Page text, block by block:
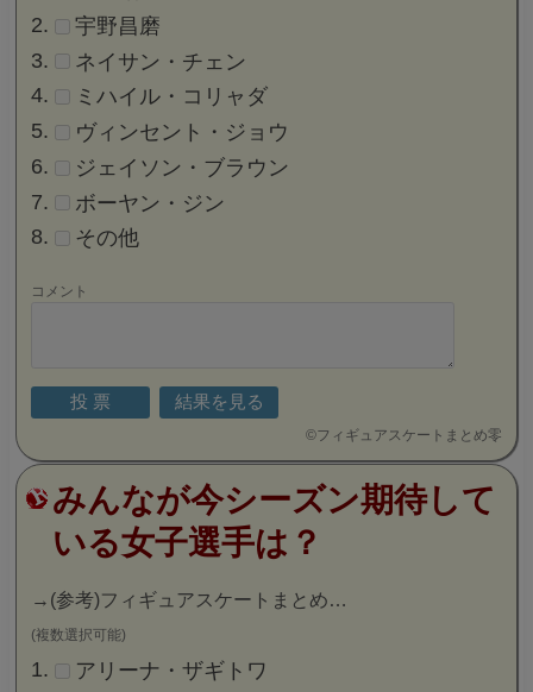
宇野昌磨
ネイサン・チェン
ミハイル・コリャダ
ヴィンセント・ジョウ
ジェイソン・ブラウン
ボーヤン・ジン
その他
コメント
©フィギュアスケートまとめ零
みんなが今シーズン期待して
いる女子選手は？
→ (参考)フィギュアスケートまとめ…
(複数選択可能)
アリーナ・ザギトワ